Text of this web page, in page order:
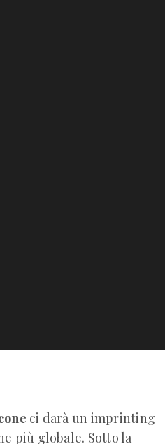
ci darà un imprinting
più globale. Sotto la